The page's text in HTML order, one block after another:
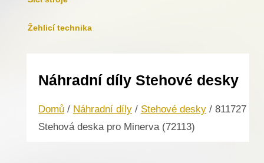
Žehlicí technika
Náhradní díly Stehové desky
Domů / Náhradní díly / Stehové desky / 811727
Stehová deska pro Minerva (72113)